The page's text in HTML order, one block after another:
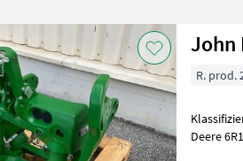
John
R. prod.
Deere 6R155 Części zamienne do maszyn